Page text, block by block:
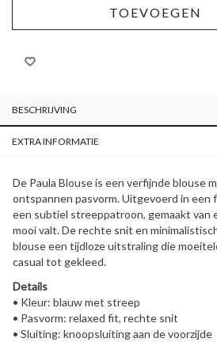
TOEVOEGEN
BESCHRIJVING
EXTRA INFORMATIE
De Paula Blouse is een verfijnde blouse
ontspannen pasvorm. Uitgevoerd in een
een subtiel streeppatroon, gemaakt van
mooi valt. De rechte snit en
blouse een tijdloze uitstraling die
casual tot gekleed.
Details
• Kleur: blauw met streep
• Pasvorm: relaxed fit, rechte snit
• Sluiting: knoopsluiting aan de voorzijde